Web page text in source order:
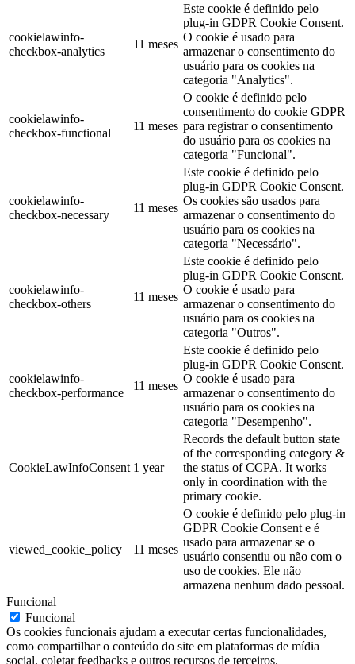
cookielawinfo-
checkbox-analytics
11 meses
Este cookie é definido pelo
plug-in GDPR Cookie Consent.
O cookie é usado para
armazenar o consentimento do
usuário para os cookies na
categoria "Analytics".
cookielawinfo-
checkbox-functional
11 meses
O cookie é definido pelo
consentimento do cookie GDPR
para registrar o consentimento
do usuário para os cookies na
categoria "Funcional".
cookielawinfo-
checkbox-necessary
11 meses
Este cookie é definido pelo
plug-in GDPR Cookie Consent.
Os cookies são usados ​​para
armazenar o consentimento do
usuário para os cookies na
categoria "Necessário".
cookielawinfo-
checkbox-others
11 meses
Este cookie é definido pelo
plug-in GDPR Cookie Consent.
O cookie é usado para
armazenar o consentimento do
usuário para os cookies na
categoria "Outros".
cookielawinfo-
checkbox-performance
11 meses
Este cookie é definido pelo
plug-in GDPR Cookie Consent.
O cookie é usado para
armazenar o consentimento do
usuário para os cookies na
categoria "Desempenho".
CookieLawInfoConsent 1 year
Records the default button state
of the corresponding category &
the status of CCPA. It works
only in coordination with the
primary cookie.
viewed_cookie_policy 11 meses
O cookie é definido pelo plug-in
GDPR Cookie Consent e é
usado para armazenar se o
usuário consentiu ou não com o
uso de cookies. Ele não
armazena nenhum dado pessoal.
Funcional
Funcional
Os cookies funcionais ajudam a executar certas funcionalidades,
como compartilhar o conteúdo do site em plataformas de mídia
social, coletar feedbacks e outros recursos de terceiros.